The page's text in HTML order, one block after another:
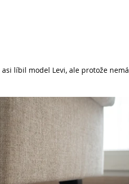
asi líbil model Levi, ale protože nemá